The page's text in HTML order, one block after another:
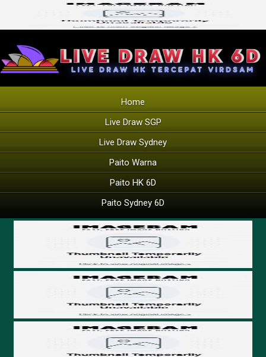
Home
Live Draw SGP
Live Draw Sydney
Paito Warna
Paito HK 6D
Paito Sydney 6D